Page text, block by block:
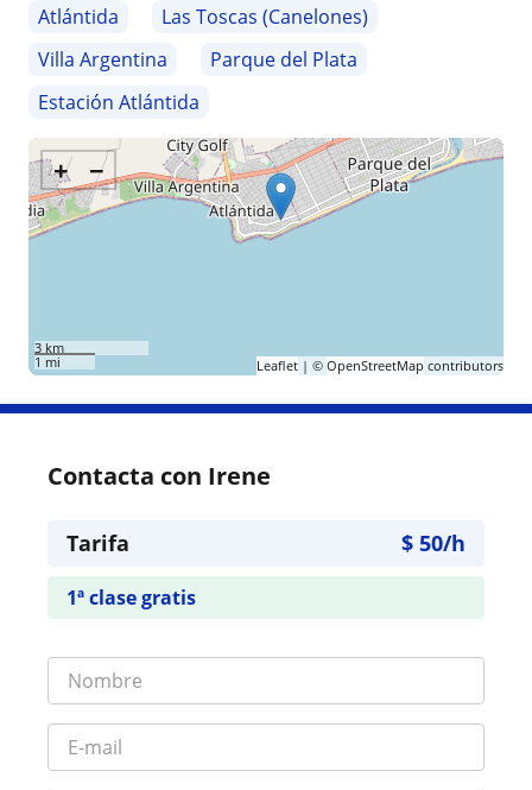
Atlántida
Las Toscas (Canelones)
Villa Argentina
Parque del Plata
Estación Atlántida
+ −
3 km
1 mi
Leaflet| © OpenStreetMap contributors
Contacta con Irene
Tarifa $ 50/h
1ª clase gratis